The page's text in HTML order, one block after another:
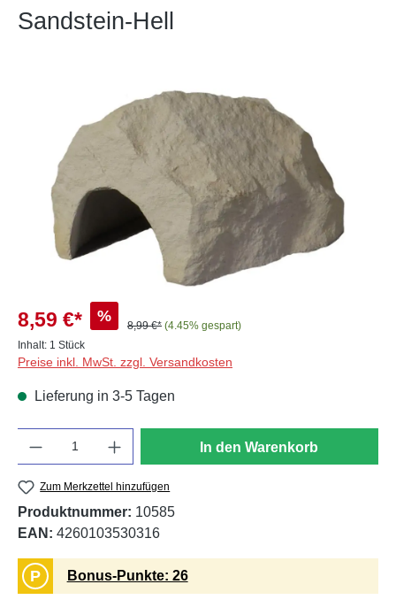
Sandstein-Hell
Bildergalerie überspringen
8,59 €* %
8,99 €* (4.45% gespart)
Inhalt: 1 Stück
Preise inkl. MwSt. zzgl. Versandkosten
Lieferung in 3-5 Tagen
In den Warenkorb
Zum Merkzettel hinzufügen
Produktnummer: 10585
EAN: 4260103530316
P Bonus-Punkte: 26